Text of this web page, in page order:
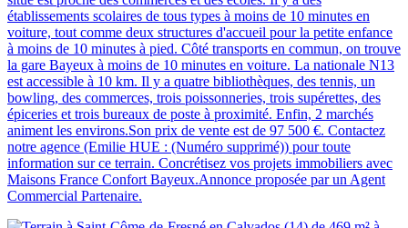
établissements scolaires de tous types à moins de 10 minutes en
voiture, tout comme deux structures d'accueil pour la petite enfance
à moins de 10 minutes à pied. Côté transports en commun, on trouve
la gare Bayeux à moins de 10 minutes en voiture. La nationale N13
est accessible à 10 km. Il y a quatre bibliothèques, des tennis, un
bowling, des commerces, trois poissonneries, trois supérettes, des
épiceries et trois bureaux de poste à proximité. Enfin, 2 marchés
animent les environs.Son prix de vente est de 97 500 €. Contactez
notre agence (Emilie HUE : (Numéro supprimé)) pour toute
information sur ce terrain. Concrétisez vos projets immobiliers avec
Maisons France Confort Bayeux.Annonce proposée par un Agent
Commercial Partenaire.